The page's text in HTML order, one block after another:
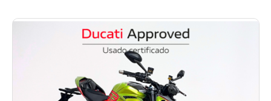
* PRECIO ANUNCIADO AL CONTADO
* IVA NO DEDUCIBLE